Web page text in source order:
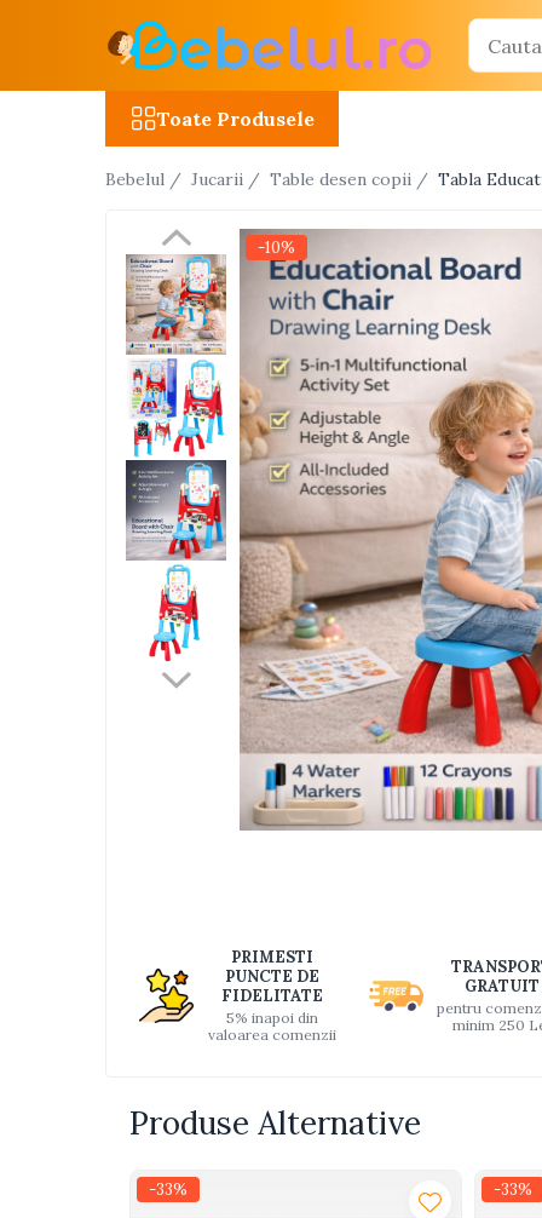
Masinute R/C
Avioane si elicoptere R/C
Camioane R/C
Motociclete R/C
Utilaje constructii R/C
Jucarii bebelusi
Interactive, educative si muzicale
Saltelute si centre de activitati
Interactive, educative si
Ateliere si unelte
Toate Produsele
Bebelul / Jucarii / Table desen copii / Tabla
-10%
PRIMESTI
PUNCTE DE
FIDELITATE
5% inapoi din
valoarea comenzii
GRATUIT
pentru
minim 250
Produse Alternative
-33% -33%